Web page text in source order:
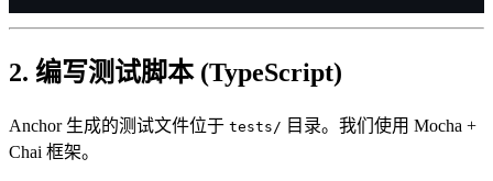
2. 编写测试脚本 (TypeScript)
Anchor 生成的测试文件位于 tests/ 目录。我们使用 Mocha +
Chai 框架。